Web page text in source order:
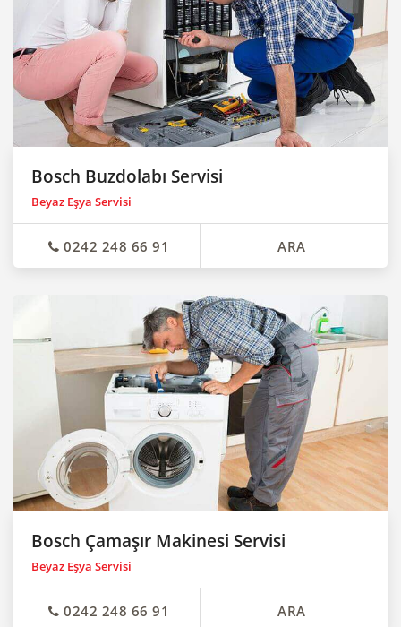
Bosch Buzdolabı Servisi
Beyaz Eşya Servisi
0242 248 66 91 ARA
Bosch Çamaşır Makinesi Servisi
Beyaz Eşya Servisi
0242 248 66 91 ARA